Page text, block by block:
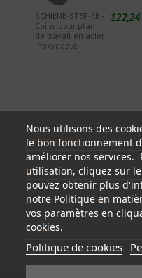
SCHIENE-STEP-EB -
Coins pour plan
de travail en acier
inoxydable
Nous utilisons des
le bon fonctionnement
améliorer nos services.
utilisation, cliquez sur le
pouvez obtenir plus
notre Politique en
vos paramètres en
cookies.
Politique de cookies
Informations
Mon compte
Informations sur votre
Follow us